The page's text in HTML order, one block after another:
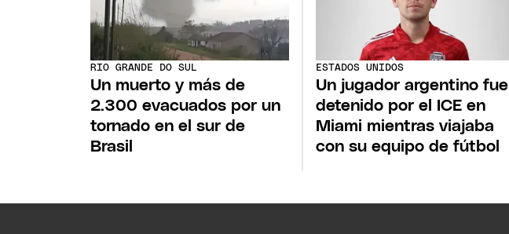
RIO GRANDE DO SUL
Un muerto y más de
2.300 evacuados por un
tornado en el sur de
Brasil
ESTADOS UNIDOS
Un jugador argentino fue
detenido por el ICE en
Miami mientras viajaba
con su equipo de fútbol